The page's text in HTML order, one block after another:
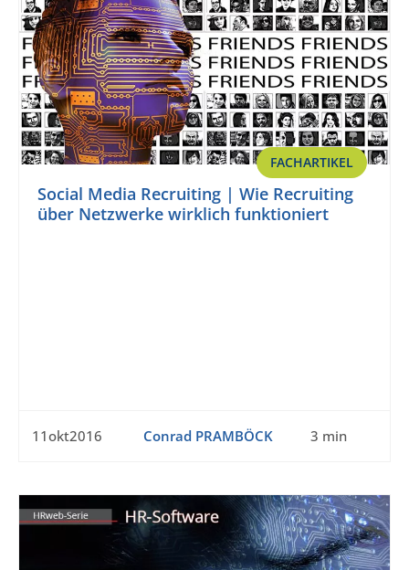
FACHARTIKEL
Social Media Recruiting | Wie Recruiting
über Netzwerke wirklich funktioniert
11okt2016 Conrad PRAMBÖCK 3 min